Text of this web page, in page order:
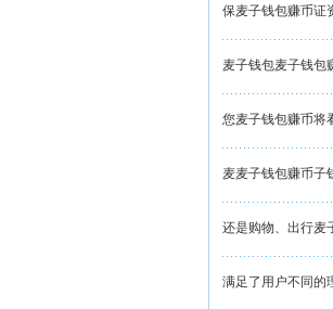
保麦子钱包赚币证
麦子钱包麦子钱包
您麦子钱包赚币将
麦麦子钱包赚币子
还是购物、出行麦
满足了用户不同的